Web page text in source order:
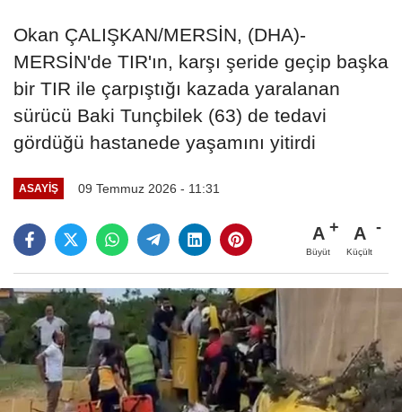
Okan ÇALIŞKAN/MERSİN, (DHA)-
MERSİN'de TIR'ın, karşı şeride geçip başka
bir TIR ile çarpıştığı kazada yaralanan
sürücü Baki Tunçbilek (63) de tedavi
gördüğü hastanede yaşamını yitirdi
ASAYIŞ 09 Temmuz 2026 - 11:31
A
Büyüt
A
Küçült